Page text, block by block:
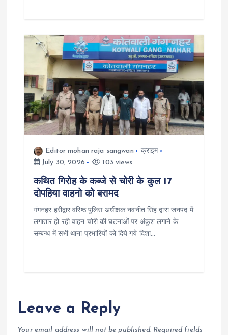
Editor mohan raja sangwan
क्राइम
July 30, 2026
103 views
कथित गिरोह के कब्जे से चोरी के कुल 17
दोपहिया वाहनो को बरामद
गंगनहर हरीद्वार वरिष्ठ पुलिस अधीक्षक नवनीत सिंह द्वारा जनपद में
लगातार हो रही वाहन चोरी की घटनाओं पर अंकुश लगाने के
सम्बन्ध में सभी थाना प्रभारियों को दिये गये दिशा…
Leave a Reply
Your email address will not be published. Required fields